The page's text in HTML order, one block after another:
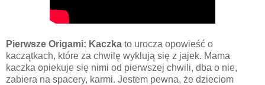
Pierwsze Origami: Kaczka to urocza opowieść o
kaczątkach, które za chwilę wyklują się z jajek. Mama
kaczka opiekuje się nimi od pierwszej chwili, dba o nie,
zabiera na spacery, karmi. Jestem pewna, że dzieciom